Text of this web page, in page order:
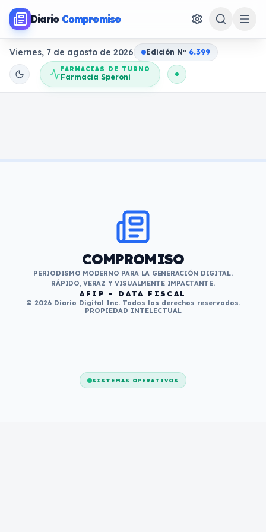
Diario Compromiso
Viernes, 7 de agosto de 2026 Edición No 6.399
FARMACIAS DE TURNO
Farmacia Speroni
COMPROMISO
PERIODISMO MODERNO PARA LA GENERACIÓN DIGITAL.
RÁPIDO, VERAZ Y VISUALMENTE IMPACTANTE.
AFIP - DATA FISCAL
© 2026 Diario Digital Inc. Todos los derechos reservados.
PROPIEDAD INTELECTUAL
SISTEMAS OPERATIVOS